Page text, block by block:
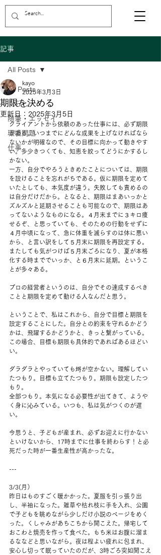
記事
All Posts
くらし
随筆・エッセイ
環境問題
仕事
All Posts
期限を決める
kayo
2025年3月3日
更新日： 2025年3月5日
クライアントから依頼のあった仕事には、必ず期限
がある。いつまでにどんな成果を上げなければなら
ないかが明確なので、その目標に向かって動きやす
い。多少きつくても、知恵を絞ってどうにかするし
かない。
一方、自分でやろうときめたことについては、期限
を設けることを忘れがちである。仮に期限を定めて
いたとしても、本気度が違う。失敗しても責めるの
は自分だけだから。となると、期限はまあいっかと
ズルズルと延期させることも可能なので、期限はあ
ってないようなものになる。４月末までに３キロ痩
せるぞ、と思っていても、そのための行動をせずに
４月中頃になって、急に体重を減らすのは体に悪い
から、と言い訳をして５月末に期限を再設定する。
またしても気がつけば５月末ごろになり、夏が本格
化する時まででいっか、と６月末に延期。というこ
とが多々ある。
プロの経営者というのは、自分でその達成するべき
ことと期限を定めて動ける人なんだと思う。
ということで、私はこれから、自分で目標と期限を
設定することにした。自分との約束を守れるかどう
かは、飛躍するかどうかと、きっと繋がっている。
この場合、目標も期限も具体的であればあるほどい
い。
ダラダラとやっていても埒が空かない。理解してい
たつもり。目標も立てたつもり。期限も設定したつ
もり。
全部つもり。本気になる必要性が出てきて、ようや
く身に沁みている。いつも、私は気がつくのが遅
い。
今思うと、子どもが産まれ、必ずお迎えに行かない
といけないから、17時までに仕事を終わらす！と必
死だった時が一番生産性が高かったな。
---
3/3(月）
昨日はものすごく暖かかった。夏服を引っ張り出
し、半袖になった。雑草や枯れ枝に手を入れ、公園
で子どもを眺めながら少しだけ小説のページをめく
った。くしゃみがあちこちから聞こえた。帰宅して
おこわと焼売を作って食べた。もち米はお腹に溜ま
るななどと思いながら。夜は程よい疲れに包まれ、
安心し切って眠っていたのだが、3時ごろ突如聞こえ